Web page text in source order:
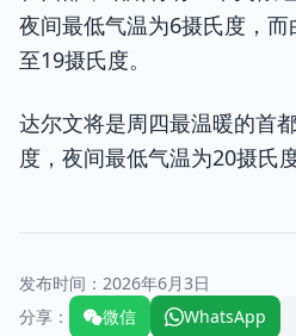
夜间最低气温为6摄氏度，
至19摄氏度。
达尔文将是周四最温暖的首
度，夜间最低气温为20摄氏度
发布时间： 2026年6月3日
分享：
微信 WhatsApp